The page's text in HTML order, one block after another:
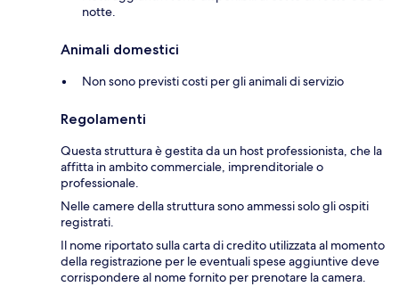
notte.
Animali domestici
Non sono previsti costi per gli animali di servizio
Regolamenti
Questa struttura è gestita da un host professionista, che la
affitta in ambito commerciale, imprenditoriale o
professionale.
Nelle camere della struttura sono ammessi solo gli ospiti
registrati.
Il nome riportato sulla carta di credito utilizzata al momento
della registrazione per le eventuali spese aggiuntive deve
corrispondere al nome fornito per prenotare la camera.